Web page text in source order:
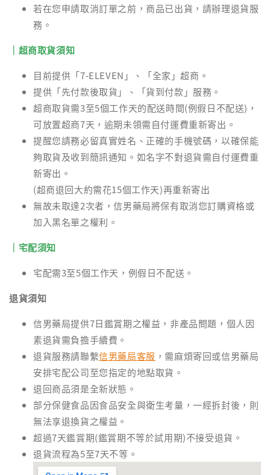
若在您申請取消訂單之前，商品已出貨，請辦理退貨服
務。
｜超商取貨須知
目前提供「7-ELEVEN」、「全家」超商。
提供「先付款後取貨」、「貨到付款」服務。
超商取貨需3至5個工作天的配送時間(例假日不配送)，
可放置超商7天，逾期未領需自付運費重新寄出。
提醒您請務必留真實姓名、正確的手機號碼，以確保能
夠取貨及收到簡訊通知。如名字不對退貨需自付運費重
新寄出。
(超商退回大約需花15個工作天)再重新寄出
無故未取達2次者，信男藥局將保有取消您訂購資格或
加入黑名單之權利。
｜宅配須知
宅配需3至5個工作天，例假日不配送。
退貨須知
信男藥局提供7日鑑賞期之權益，非產品問題，個人因
素退貨需負擔手續費。
退貨服務請聯繫信男藥局客服 ，需麻煩寄回或信男藥局
安排宅配公司至您指定的地點取貨。
退回商品須是全新狀態。
部分保健食品因食品安全與衛生考量，一經拆封後，則
無法享退換貨之權益。
超過7天鑑賞期(鑑賞期不等於試用期)不接受退貨。
退貨流程為5至7天不等。